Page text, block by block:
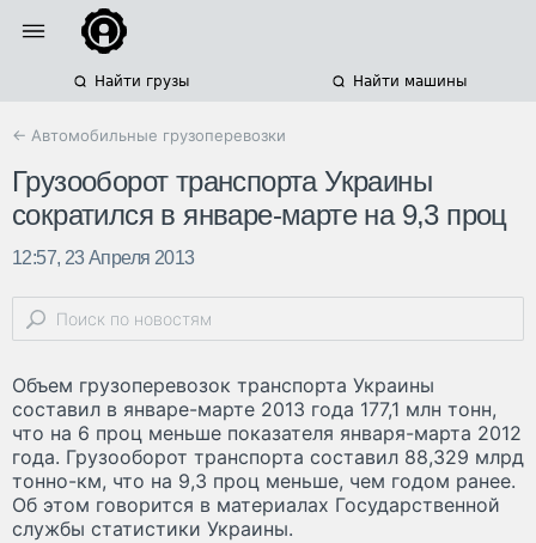
Найти грузы Найти машины
← Автомобильные грузоперевозки
Грузооборот транспорта Украины
сократился в январе-марте на 9,3 проц
12:57, 23 Апреля 2013
Объем грузоперевозок транспорта Украины
составил в январе-марте 2013 года 177,1 млн тонн,
что на 6 проц меньше показателя января-марта 2012
года. Грузооборот транспорта составил 88,329 млрд
тонно-км, что на 9,3 проц меньше, чем годом ранее.
Об этом говорится в материалах Государственной
службы статистики Украины.